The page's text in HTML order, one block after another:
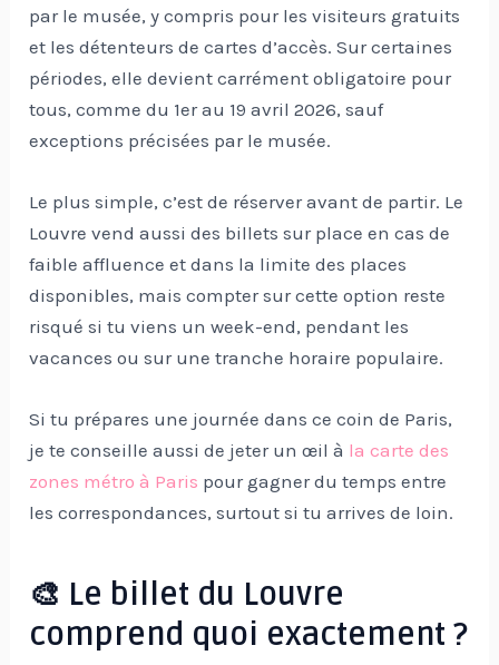
par le musée, y compris pour les visiteurs gratuits
et les détenteurs de cartes d’accès. Sur certaines
périodes, elle devient carrément obligatoire pour
tous, comme du 1er au 19 avril 2026, sauf
exceptions précisées par le musée.
Le plus simple, c’est de réserver avant de partir. Le
Louvre vend aussi des billets sur place en cas de
faible affluence et dans la limite des places
disponibles, mais compter sur cette option reste
risqué si tu viens un week-end, pendant les
vacances ou sur une tranche horaire populaire.
Si tu prépares une journée dans ce coin de Paris,
je te conseille aussi de jeter un œil à la carte des
zones métro à Paris pour gagner du temps entre
les correspondances, surtout si tu arrives de loin.
🎨 Le billet du Louvre
comprend quoi exactement ?